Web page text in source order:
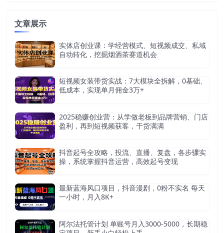
文章展示
实体店创业课：学经营模式、短视频成交、私域
自动转化，挖掘烟酒茶赛道机会
短视频女装带货实战：7大模块全拆解，0基础、
低成本，实现单月佣金3万+
2025稳赚创业营：从学做老板到品牌营销、门店
盈利，再到短视频获客，干货满满
抖音起号全攻略，投流、直播、复盘，各步骤实
操，系统掌握抖音运营，高效起号变现
最新蓝海风口项目，抖音漫剧，0粉不实名 每天
一小时，月入8K+
阿尔法托管计划 单账号月入3000-5000，长期稳